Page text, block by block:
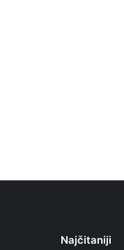
Najčitaniji